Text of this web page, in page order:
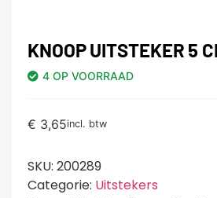
KNOOP UITSTEKER 5
4 OP VOORRAAD
€ 3,65incl. btw
SKU: 200289
Categorie: Uitstekers